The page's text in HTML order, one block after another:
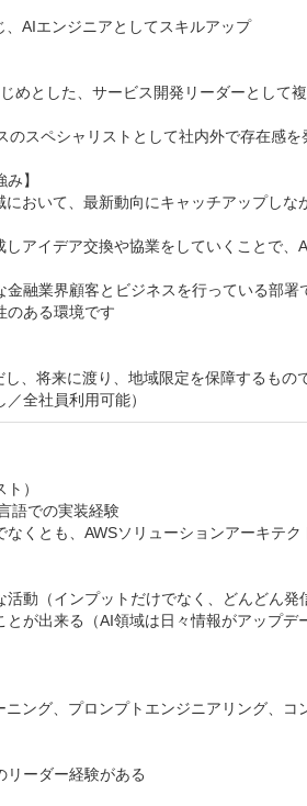
、AIエンジニアとしてスキルアップ
めとした、サービス開発リーダーとして
のスペシャリストとして社内外で存在感
】
において、最新動向にキャッチアップし
しアイデア交換や協業をしていくことで
金融業界顧客とビジネスを行っている部
のある環境です
、将来に渡り、地域限定を保障するもの
全社員利用可能）
）
語での実装経験
くとも、AWSソリューションアーキテ
動（インプットだけでなく、どんどん発
が出来る（AI領域は日々情報がアップデ
ング、プロンプトエンジニアリング、コ
リーダー経験がある